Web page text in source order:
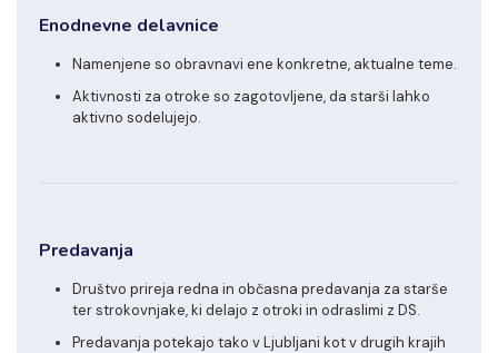
Enodnevne delavnice
Namenjene so obravnavi ene konkretne, aktualne teme.
Aktivnosti za otroke so zagotovljene, da starši lahko
aktivno sodelujejo.
Predavanja
Društvo prireja redna in občasna predavanja za starše
ter strokovnjake, ki delajo z otroki in odraslimi z DS.
Predavanja potekajo tako v Ljubljani kot v drugih krajih